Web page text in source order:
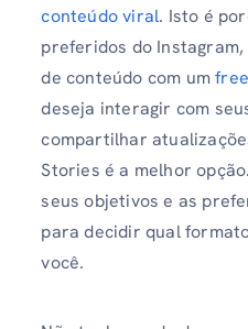
conteúdo viral. Isto é
preferidos do
de conteúdo com um
deseja interagir com
compartilhar
Stories é a melhor
seus objetivos e as
para decidir qual
você.